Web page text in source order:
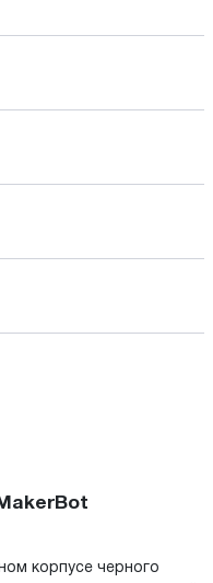
корпусе черного